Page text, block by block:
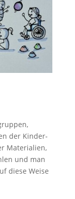
der Kinder-
Materialien,
und man
diese Weise